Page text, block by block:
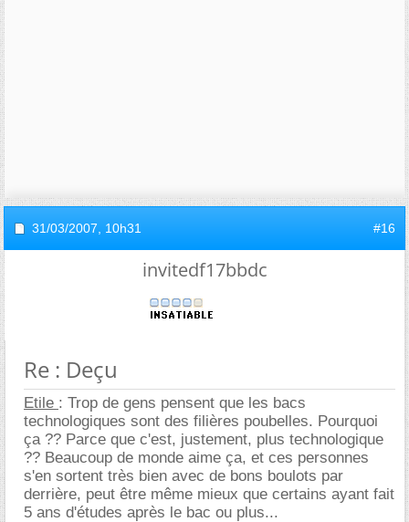
31/03/2007, 10h31 #16
invitedf17bbdc
Re : Deçu
Etile : Trop de gens pensent que les bacs
technologiques sont des filières poubelles. Pourquoi
ça ?? Parce que c'est, justement, plus technologique
?? Beaucoup de monde aime ça, et ces personnes
s'en sortent très bien avec de bons boulots par
derrière, peut être même mieux que certains ayant fait
5 ans d'études après le bac ou plus...